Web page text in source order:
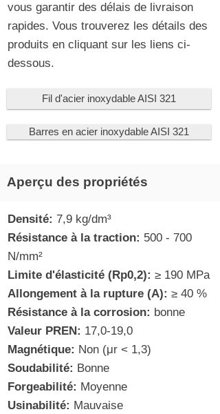
vous garantir des délais de livraison
rapides. Vous trouverez les détails des
produits en cliquant sur les liens ci-
dessous.
Fil d'acier inoxydable AISI 321
Barres en acier inoxydable AISI 321
Aperçu des propriétés
Densité: 7,9 kg/dm³
Résistance à la traction: 500 - 700
N/mm²
Limite d'élasticité (Rp0,2): ≥ 190 MPa
Allongement à la rupture (A): ≥ 40 %
Résistance à la corrosion: bonne
Valeur PREN: 17,0-19,0
Magnétique: Non (μr < 1,3)
Soudabilité: Bonne
Forgeabilité: Moyenne
Usinabilité: Mauvaise